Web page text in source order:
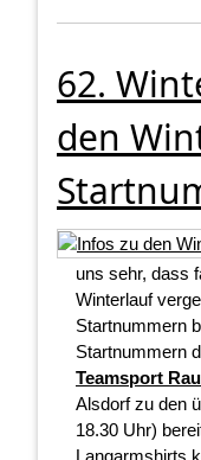
62.
den
uns sehr, dass
Winterlauf
Startnummern
Startnummern
Teamsport
Alsdorf zu den
18.30 Uhr)
Langarmshirts